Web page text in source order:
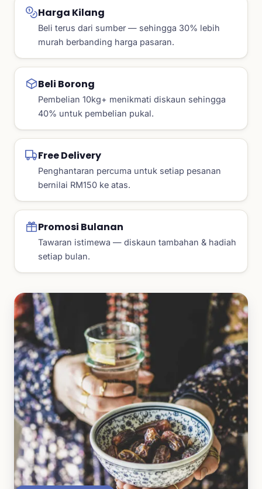
Harga Kilang
Beli terus dari sumber — sehingga 30% lebih
murah berbanding harga pasaran.
Beli Borong
Pembelian 10kg+ menikmati diskaun sehingga
40% untuk pembelian pukal.
Free Delivery
Penghantaran percuma untuk setiap pesanan
bernilai RM150 ke atas.
Promosi Bulanan
Tawaran istimewa — diskaun tambahan & hadiah
setiap bulan.